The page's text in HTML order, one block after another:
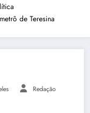
de Teresina
Redação